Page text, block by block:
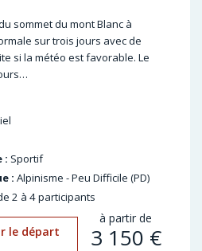
sommet du mont Blanc à
sur trois jours avec de
si la météo est favorable. Le
: Sportif
: Alpinisme - Peu Difficile (PD)
2 à 4 participants
le départ
à partir de
3 150 €